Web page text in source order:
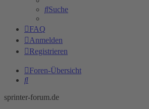
Suche
FAQ
Anmelden
Registrieren
Foren-Übersicht
Suche
sprinter-forum.de